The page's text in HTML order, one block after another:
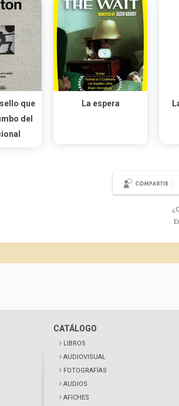
que
del
La espera
CATÁLOGO
LIBROS
AUDIOVISUAL
FOTOGRAFÍAS
AUDIOS
AFICHES